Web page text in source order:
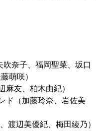
奈子、福岡聖菜、坂口
萌咲）
麻友、柏木由紀）
ド（加藤玲奈、岩佐美
渡辺美優紀、梅田綾乃）